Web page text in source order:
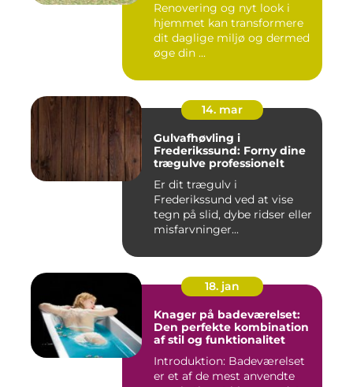
Renovering og nyt look i
hjemmet kan transformere
dit daglige miljø og dermed
øge din ...
14. mar
Gulvafhøvling i
Frederikssund: Forny dine
trægulve professionelt
Er dit trægulv i
Frederikssund ved at vise
tegn på slid, dybe ridser eller
misfarvninger...
18. jan
Knager på badeværelset:
Den perfekte kombination
af stil og funktionalitet
Introduktion: Badeværelset
er et af de mest anvendte